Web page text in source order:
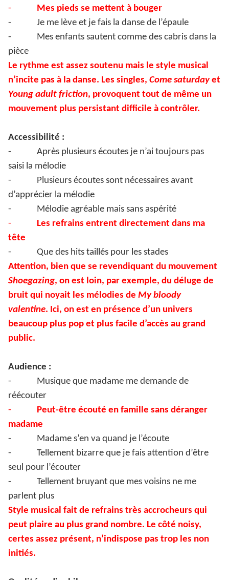
-
Mes pieds se mettent à bouger
-
Je me lève et je fais la danse de l’épaule
-
Mes enfants sautent comme des cabris dans la
pièce
Le rythme est assez soutenu mais le style musical
n’incite pas à la danse. Les singles, Come saturdayet
Young adult friction, provoquent tout de même un
mouvement plus persistant difficile à contrôler.
Accessibilité :
-
Après plusieurs écoutes je n’ai toujours pas
saisi la mélodie
-
Plusieurs écoutes sont nécessaires avant
d’apprécier la mélodie
-
Mélodie agréable mais sans aspérité
-
Les refrains entrent directement dans ma
tête
-
Que des hits taillés pour les stades
Attention, bien que se revendiquant du mouvement
Shoegazing, on est loin, par exemple, du déluge de
bruit qui noyait les mélodies de My bloody
valentine. Ici, on est en présence d’un univers
beaucoup plus pop et plus facile d’accès au grand
public.
Audience :
-
Musique que madame me demande de
réécouter
-
Peut-être écouté en famille sans déranger
madame
-
Madame s’en va quand je l’écoute
-
Tellement bizarre que je fais attention d’être
seul pour l’écouter
-
Tellement bruyant que mes voisins ne me
parlent plus
Style musical fait de refrains très accrocheurs qui
peut plaire au plus grand nombre. Le côté noisy,
certes assez présent, n’indispose pas trop les non
initiés.